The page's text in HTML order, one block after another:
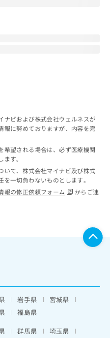
ナビおよび株式会社ウェルネスが
報に努めておりますが、内容を完
希望される場合は、必ず医療機関
す。
いて、株式会社マイナビ及び株式
一切負わないものとします。
報の修正依頼フォーム
からご連
岩手県
宮城県
福島県
群馬県
埼玉県